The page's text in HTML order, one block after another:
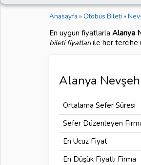
Anasayfa » Otobüs Bileti »
En uygun fiyatlarla Alanya
bileti fiyatlarıile her tercihe
Alanya
Ortalama Sefer Süresi
Sefer Düzenleyen Firma
En Ucuz Fiyat
En Düşük Fiyatlı Firma